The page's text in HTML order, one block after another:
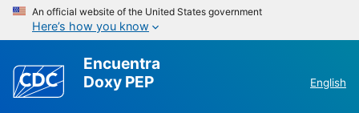
An official website of the United States government
Here’s how you know
Encuentra
Doxy PEP
English